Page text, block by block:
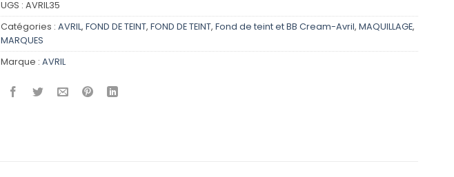
UGS : AVRIL35
Catégories : AVRIL, FOND DE TEINT, FOND DE TEINT, Fond de teint et BB Cream-Avril, MAQUILLAGE,
MARQUES
Marque : AVRIL